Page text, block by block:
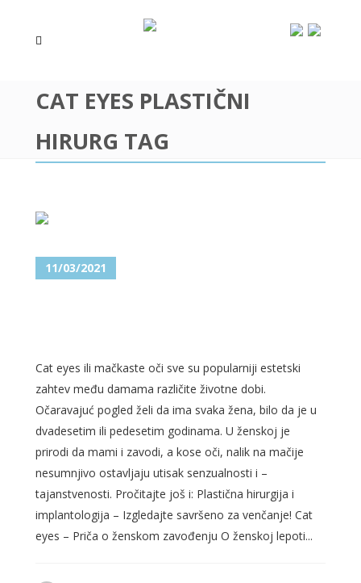
CAT EYES PLASTIČNI
HIRURG TAG
11/03/2021
Cat eyes ili mačkaste oči sve su popularniji estetski
zahtev među damama različite životne dobi.
Očaravajuć pogled želi da ima svaka žena, bilo da je u
dvadesetim ili pedesetim godinama. U ženskoj je
prirodi da mami i zavodi, a kose oči, nalik na mačije
nesumnjivo ostavljaju utisak senzualnosti i –
tajanstvenosti. Pročitajte još i: Plastična hirurgija i
implantologija – Izgledajte savršeno za venčanje! Cat
eyes – Priča o ženskom zavođenju O ženskoj lepoti...